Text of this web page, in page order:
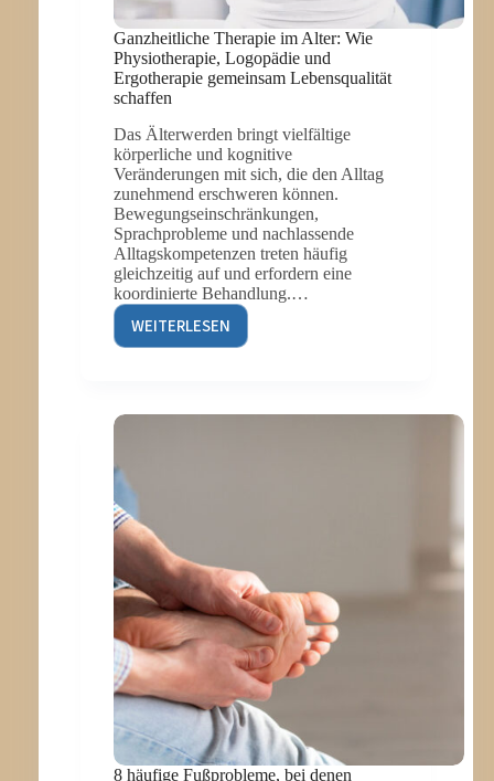
Ganzheitliche Therapie im Alter: Wie
Physiotherapie, Logopädie und
Ergotherapie gemeinsam Lebensqualität
schaffen
Das Älterwerden bringt vielfältige
körperliche und kognitive
Veränderungen mit sich, die den Alltag
zunehmend erschweren können.
Bewegungseinschränkungen,
Sprachprobleme und nachlassende
Alltagskompetenzen treten häufig
gleichzeitig auf und erfordern eine
koordinierte Behandlung.…
WEITERLESENGANZHEITLICHE
LEBENSQUALITÄT
SCHAFFEN
8 häufige Fußprobleme, bei denen